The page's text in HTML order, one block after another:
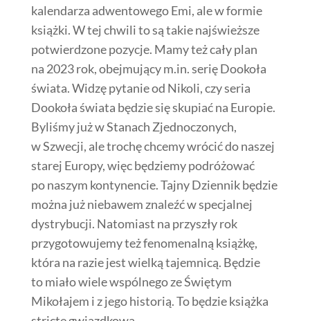
kalendarza adwentowego Emi, ale w formie
książki. W tej chwili to są takie najświeższe
potwierdzone pozycje. Mamy też cały plan
na 2023 rok, obejmujący m.in. serię Dookoła
świata. Widzę pytanie od Nikoli, czy seria
Dookoła świata będzie się skupiać na Europie.
Byliśmy już w Stanach Zjednoczonych,
w Szwecji, ale trochę chcemy wrócić do naszej
starej Europy, więc będziemy podróżować
po naszym kontynencie. Tajny Dziennik będzie
można już niebawem znaleźć w specjalnej
dystrybucji. Natomiast na przyszły rok
przygotowujemy też fenomenalną książkę,
która na razie jest wielką tajemnicą. Będzie
to miało wiele wspólnego ze Świętym
Mikołajem i z jego historią. To będzie książka